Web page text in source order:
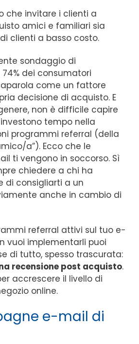
che invitare i clienti a
amici e familiari sia
clienti a basso costo.
sondaggio di
dei consumatori
come un fattore
decisione di acquisto. E
non è difficile capire
tempo nella
programmi referral (della
a”). Ecco che le
ti vengono in soccorso. Sì
chiedere a chi ha
di consigliarti a un
anche in cambio di
referral attivi sul tuo e-
vuoi implementarli puoi
di tutto, spesso trascurata:
recensione post acquisto.
accrescere il livello di
online.
e-mail di